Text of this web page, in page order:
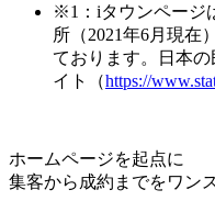
※1：iタウンページ
所（2021年6月現在
ております。日本
イト（https://
ホームページを起点に
集客から成約までをワン